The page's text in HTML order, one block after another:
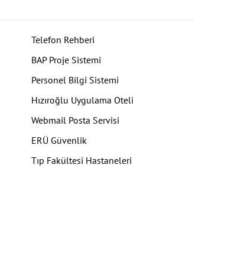
Telefon Rehberi
BAP Proje Sistemi
Personel Bilgi Sistemi
Hızıroğlu Uygulama Oteli
Webmail Posta Servisi
ERÜ Güvenlik
Tıp Fakültesi Hastaneleri